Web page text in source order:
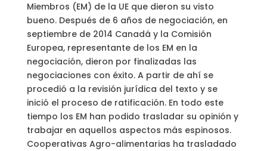
Miembros (EM) de la UE que dieron su visto
bueno. Después de 6 años de negociación, en
septiembre de 2014 Canadá y la Comisión
Europea, representante de los EM en la
negociación, dieron por finalizadas las
negociaciones con éxito. A partir de ahí se
procedió a la revisión jurídica del texto y se
inició el proceso de ratificación. En todo este
tiempo los EM han podido trasladar su opinión y
trabajar en aquellos aspectos más espinosos.
Cooperativas Agro-alimentarias ha trasladado